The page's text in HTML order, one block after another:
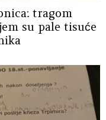
tragom
su pale tisuće